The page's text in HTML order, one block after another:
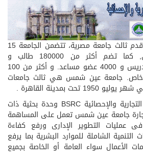
تعتبر جامعة عين شمس أقدم ثالث جامعة مصرية، تتضمن الجامعة 15
كلية و معهدين عاليين, كما تضم أكثر من 180000 طالب و
طالبة،5000 عضو هيئة تدريس و 4000 عضو مساعد. و أكثر من 100
جامعة عين شمس هي ثالث جامعات
بمدينة القاهرة .
ومركز البحوث والدراسات التجارية والإحصائية BSRC وحدة بحثية ذات
جامعة عين شمس تعمل على المساهمة
عمليات التطوير الإدارى ورفع كفاءة
التنمية الشاملة للموارد البشرية بما يرفع
الأعمال سواء العامة أو الخاصة بجميع